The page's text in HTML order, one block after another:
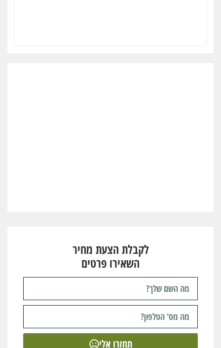
לקבלת הצעת מחיר
השאירו פרטים
תחזרו אלי